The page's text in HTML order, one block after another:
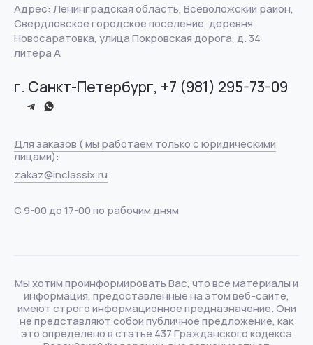
Адрес: Ленинградская область, Всеволожский район,
Свердловское городское поселение, деревня
Новосаратовка, улица Покровская дорога, д. 34
литера А
г. Санкт-Петербург, +7 (981) 295-73-09
Для заказов ( мы работаем только с юридическими
лицами):
zakaz@inclassix.ru
С 9-00 до 17-00 по рабочим дням
Мы хотим проинформировать Вас, что все материалы и
информация, предоставленные на этом веб-сайте,
имеют строго информационное предназначение. Они
не представляют собой публичное предложение, как
это определено в статье 437 Гражданского кодекса